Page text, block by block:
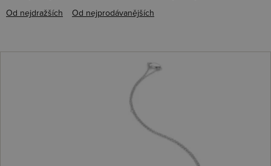
Od nejdražších Od nejprodávanějších